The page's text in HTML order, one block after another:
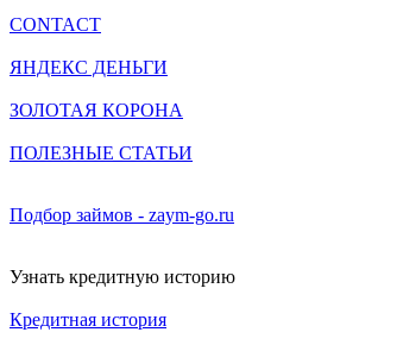
CONTACT
ЯНДЕКС ДЕНЬГИ
ЗОЛОТАЯ КОРОНА
ПОЛЕЗНЫЕ СТАТЬИ
Подбор займов - zaym-go.ru
Узнать кредитную историю
Кредитная история